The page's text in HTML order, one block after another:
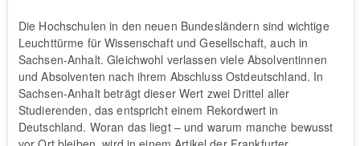
Die Hochschulen in den neuen Bundesländern sind wichtige
Leuchttürme für Wissenschaft und Gesellschaft, auch in
Sachsen-Anhalt. Gleichwohl verlassen viele Absolventinnen
und Absolventen nach ihrem Abschluss Ostdeutschland. In
Sachsen-Anhalt beträgt dieser Wert zwei Drittel aller
Studierenden, das entspricht einem Rekordwert in
Deutschland. Woran das liegt – und warum manche bewusst